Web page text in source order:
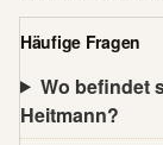
Häufige Fragen
Wo befindet
Heitmann?